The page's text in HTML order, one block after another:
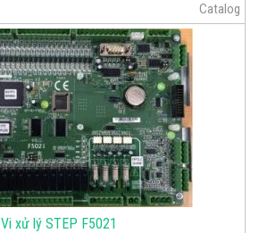
Catalog
Vi xử lý STEP F5021